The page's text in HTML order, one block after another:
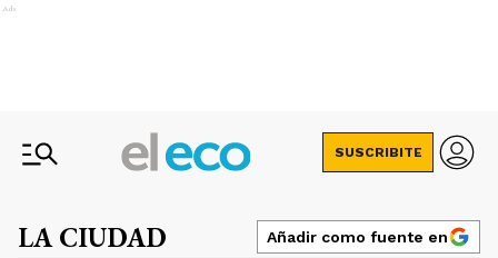
Ads
SUSCRIBITE
LA CIUDAD Añadir como fuente en